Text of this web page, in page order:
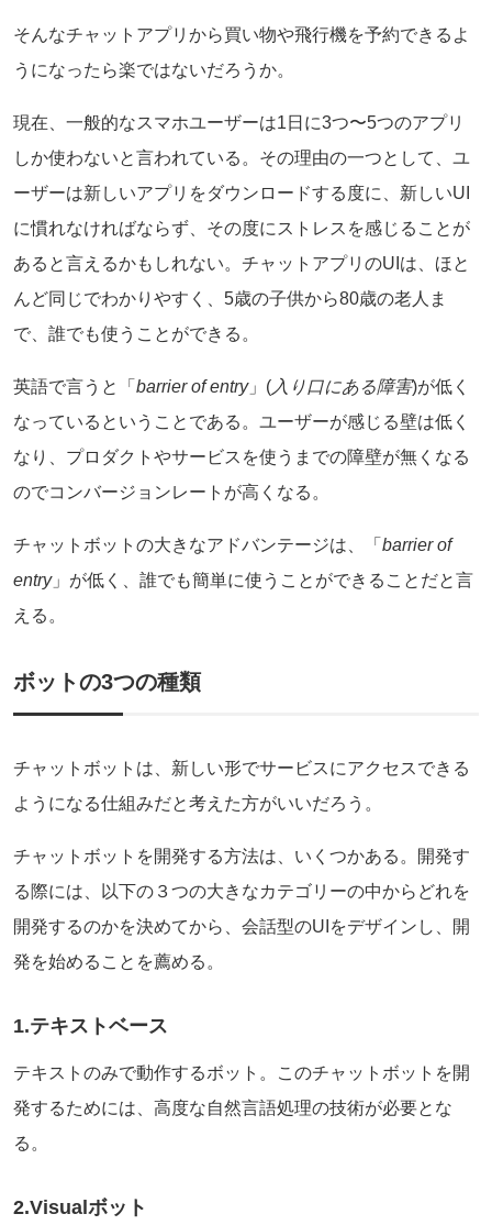
そんなチャットアプリから買い物や飛行機を予約できるよ
うになったら楽ではないだろうか。
現在、一般的なスマホユーザーは1日に3つ〜5つのアプリ
しか使わないと言われている。その理由の一つとして、ユ
ーザーは新しいアプリをダウンロードする度に、新しいUI
に慣れなければならず、その度にストレスを感じることが
あると言えるかもしれない。チャットアプリのUIは、ほと
んど同じでわかりやすく、5歳の子供から80歳の老人ま
で、誰でも使うことができる。
英語で言うと「 barrier of entry」( 入り口にある障害)が低く
なっているということである。ユーザーが感じる壁は低く
なり、プロダクトやサービスを使うまでの障壁が無くなる
のでコンバージョンレートが高くなる。
チャットボットの大きなアドバンテージは、「 barrier of
entry」が低く、誰でも簡単に使うことができることだと言
える。
ボットの3つの種類
チャットボットは、新しい形でサービスにアクセスできる
ようになる仕組みだと考えた方がいいだろう。
チャットボットを開発する方法は、いくつかある。開発す
る際には、以下の３つの大きなカテゴリーの中からどれを
開発するのかを決めてから、会話型のUIをデザインし、開
発を始めることを薦める。
1.テキストベース
テキストのみで動作するボット。このチャットボットを開
発するためには、高度な自然言語処理の技術が必要とな
る。
2.Visualボット